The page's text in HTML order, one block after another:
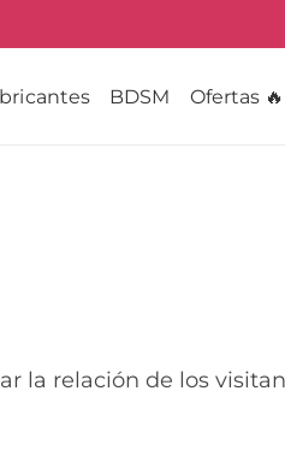
BDSM Ofertas 🔥
la relación de los